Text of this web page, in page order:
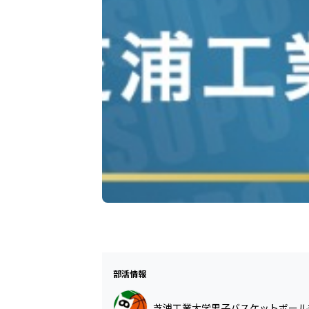
部活情報